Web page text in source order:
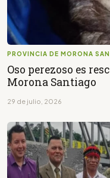
PROVINCIA DE MORONA
Oso perezoso es
Morona Santiago
29 de julio, 2026